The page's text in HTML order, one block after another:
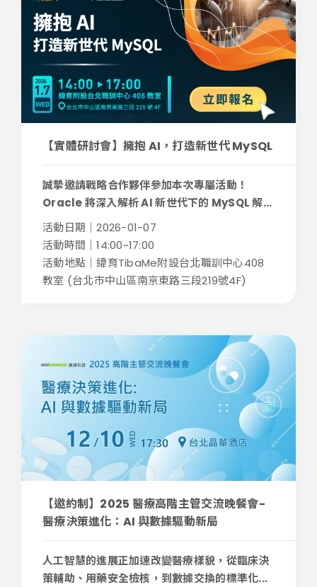
【實體研討會】擁抱 AI，打造新世代 MySQL
誠摯邀請戰略合作夥伴參加本次專屬活動！
Oracle 將深入解析 AI 新世代下的 MySQL 解...
活動日期｜2026-01-07
活動時間｜14:00~17:00
活動地點｜緯育TibaMe附設台北職訓中心408
教室 (台北市中山區南京東路三段219號4F)
【邀約制】2025 醫療高階主管交流晚餐會-
醫療決策進化：AI 與數據驅動新局
人工智慧的進展正加速改變醫療樣貌，從臨床決
策輔助、用藥安全檢核，到數據交換的標準化...